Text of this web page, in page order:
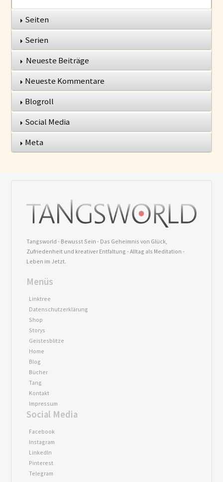
Seiten
Serien
Neueste Beiträge
Neueste Kommentare
Blogroll
Social Media
Meta
Tangsworld - Bewusst Sein - Das Geheimnis von Glück,
Zufriedenheit und kreativer Entfaltung - Alltag als Meditation -
Leben im Jetzt.
Menüs
Linktree
Datenschutzerklärung
Shop
Storys
Geistesblitze
Home
Blog
Bücher
Tang
Kontakt
Impressum
Social Media
Facebook
Instagram
LinkedIn
Pinterest
Telegram